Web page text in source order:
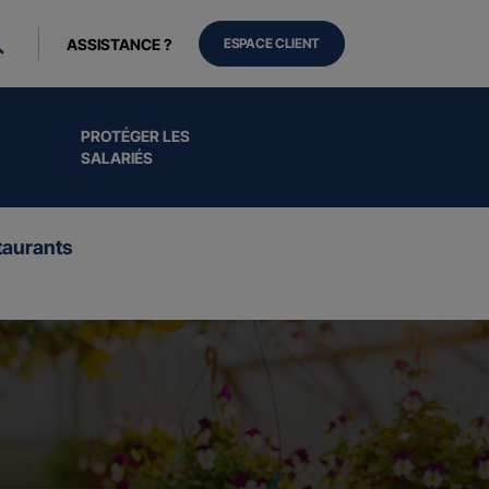
PROTÉGER LES
SALARIÉS
ASSISTANCE ? ESPACE CLIENT